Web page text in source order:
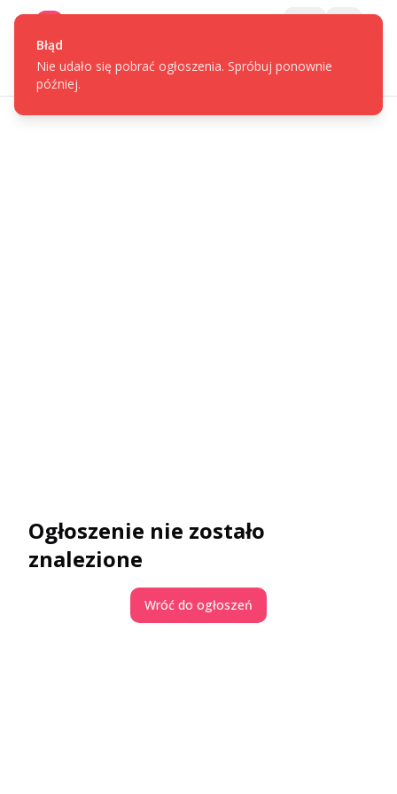
Ogłoszenie nie zostało
znalezione
Wróć do ogłoszeń
Błąd
Nie udało się pobrać ogłoszenia. Spróbuj ponownie
później.